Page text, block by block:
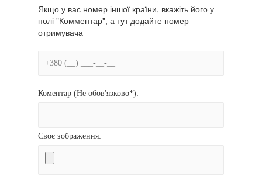
Якщо у вас номер іншої країни, вкажіть його у
полі "Комментар", а тут додайте номер
отримувача
Коментар (Не обов'язково*):
Своє зображення: